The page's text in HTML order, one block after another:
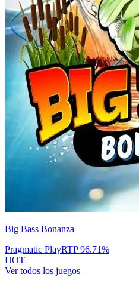
Big Bass Bonanza
Pragmatic PlayRTP96.71%
HOT
Ver todos los juegos